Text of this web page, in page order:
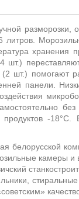
хранения
шт.)
помогают
панели.
продуктов -
белорусской
камеры и